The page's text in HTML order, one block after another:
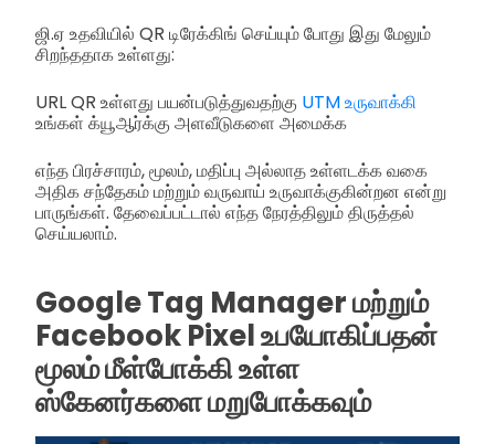
ஜி.ஏ உதவியில் QR டிரேக்கிங் செய்யும் போது இது மேலும்
சிறந்ததாக உள்ளது:
URL QR உள்ளது பயன்படுத்துவதற்கு UTM உருவாக்கி
உங்கள் க்யூஆர்க்கு அளவீடுகளை அமைக்க
எந்த பிரச்சாரம், மூலம், மதிப்பு அல்லாத உள்ளடக்க வகை
அதிக சந்தேகம் மற்றும் வருவாய் உருவாக்குகின்றன என்று
பாருங்கள். தேவைப்பட்டால் எந்த நேரத்திலும் திருத்தல்
செய்யலாம்.
Google Tag Manager மற்றும்
Facebook Pixel உபயோகிப்பதன்
மூலம் மீள்போக்கி உள்ள
ஸ்கேனர்களை மறுபோக்கவும்